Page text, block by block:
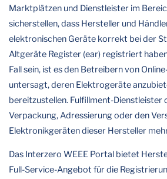
Marktplätzen und Dienstleister im
sicherstellen, dass Hersteller und
elektronischen Geräte korrekt bei der
Altgeräte Register (ear) registriert
Fall sein, ist es den Betreibern von
untersagt, deren Elektrogeräte
bereitzustellen. Fulfillment-Dienstleister
Verpackung, Adressierung oder den
Elektronikgeräten dieser Hersteller
Das Interzero WEEE Portal bietet
Full-Service-Angebot für die